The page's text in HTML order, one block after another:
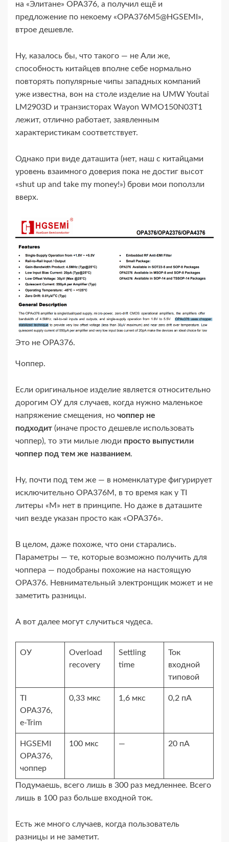
на «Элитане» OPA376, а получил ещё и
предложение по некоему «OPA376M5@HGSEMI»,
втрое дешевле.
Ну, казалось бы, что такого — не Али же,
способность китайцев вполне себе нормально
повторять популярные чипы западных компаний
уже известна, вон на столе изделие на UMW Youtai
LM2903D и транзисторах Wayon WMO150N03T1
лежит, отлично работает, заявленным
характеристикам соответствует.
Однако при виде даташита (нет, наш с китайцами
уровень взаимного доверия пока не достиг высот
«shut up and take my money!») брови мои поползли
вверх.
Это не OPA376.
Чоппер.
Если оригинальное изделие является относительно
дорогим ОУ для случаев, когда нужно маленькое
напряжение смещения, но чоппер не
подходит (иначе просто дешевле использовать
чоппер), то эти милые люди просто выпустили
чоппер под тем же названием.
Ну, почти под тем же — в номенклатуре фигурирует
исключительно OPA376M, в то время как у TI
литеры «M» нет в принципе. Но даже в даташите
чип везде указан просто как «OPA376».
В целом, даже похоже, что они старались.
Параметры — те, которые возможно получить для
чоппера — подобраны похожие на настоящую
OPA376. Невнимательный электронщик может и не
заметить разницы.
А вот далее могут случиться чудеса.
ОУ
Overload
recovery
Settling
time
Ток
входной
типовой
TI
OPA376,
e‑Trim
0,33 мкс 1,6 мкс 0,2 пА
HGSEMI
OPA376,
чоппер
100 мкс — 20 пА
Подумаешь, всего лишь в 300 раз медленнее. Всего
лишь в 100 раз больше входной ток.
Есть же много случаев, когда пользователь
разницы и не заметит.